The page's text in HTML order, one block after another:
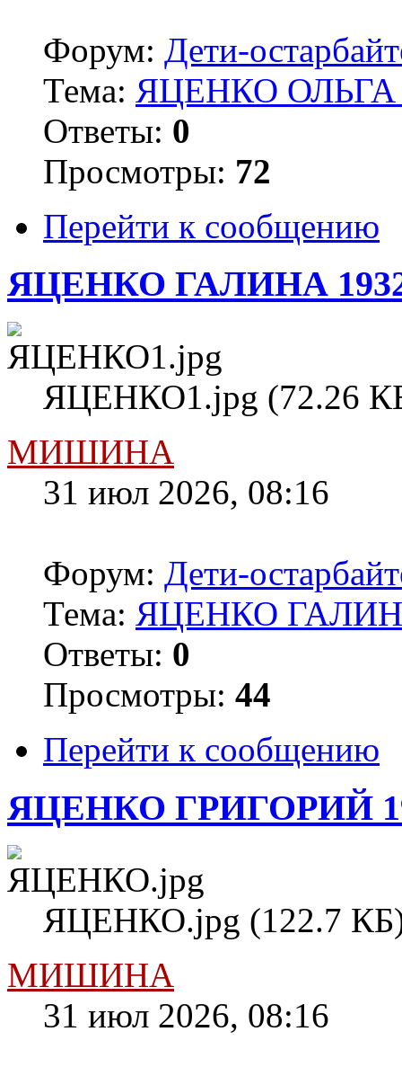
Форум: Дети-
Тема: ЯЦЕНКО ОЛЬГА
Ответы: 0
Просмотры: 72
Перейти к сообщению
ЯЦЕНКО ГАЛИНА
ЯЦЕНКО1.jpg (72.26
МИШИНА
31 июл 2026, 08:16
Форум: Дети-
Тема: ЯЦЕНКО
Ответы: 0
Просмотры: 44
Перейти к сообщению
ЯЦЕНКО ГРИГОРИЙ
ЯЦЕНКО.jpg (122.7
МИШИНА
31 июл 2026, 08:16